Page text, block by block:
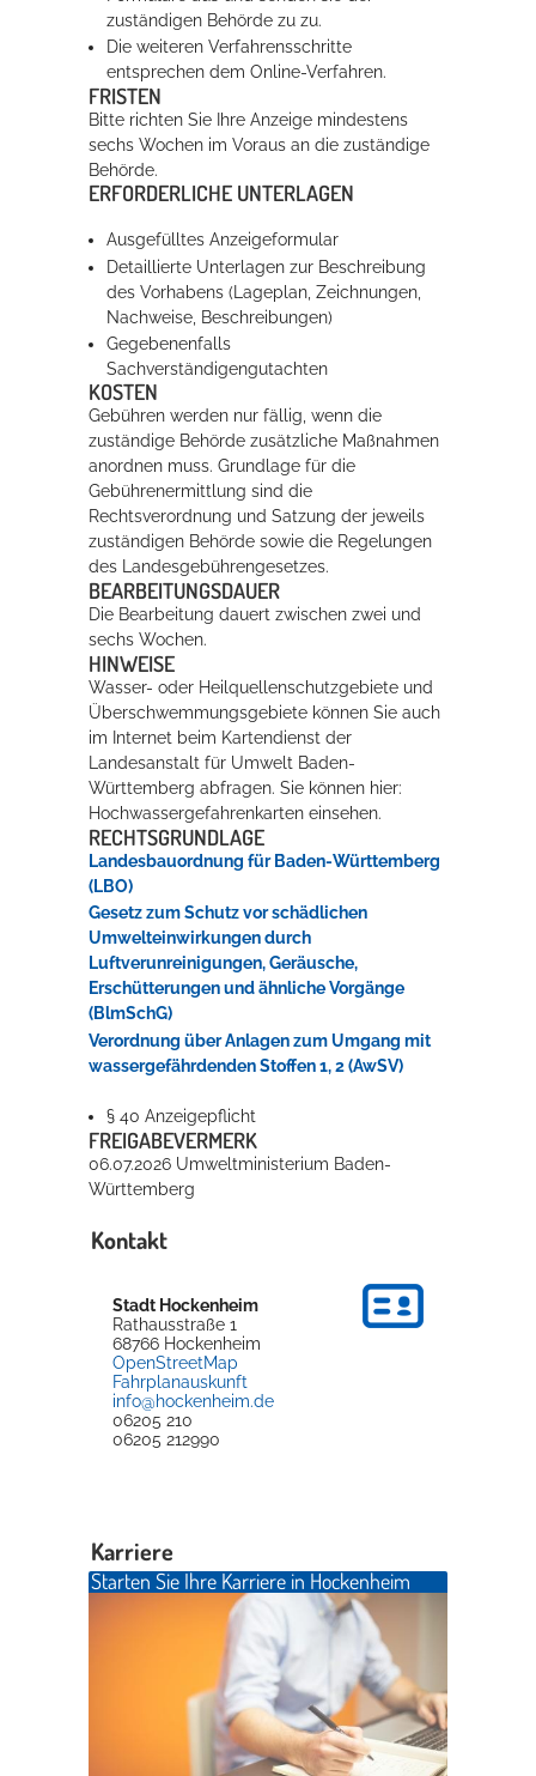
zuständigen Behörde zu zu.
Die weiteren Verfahrensschritte
entsprechen dem Online-Verfahren.
FRISTEN
Bitte richten Sie Ihre Anzeige mindestens
sechs Wochen im Voraus an die zuständige
Behörde.
ERFORDERLICHE UNTERLAGEN
Ausgefülltes Anzeigeformular
Detaillierte Unterlagen zur Beschreibung
des Vorhabens (Lageplan, Zeichnungen,
Nachweise, Beschreibungen)
Gegebenenfalls
Sachverständigengutachten
KOSTEN
Gebühren werden nur fällig, wenn die
zuständige Behörde zusätzliche Maßnahmen
anordnen muss. Grundlage für die
Gebührenermittlung sind die
Rechtsverordnung und Satzung der jeweils
zuständigen Behörde sowie die Regelungen
des Landesgebührengesetzes.
BEARBEITUNGSDAUER
Die Bearbeitung dauert zwischen zwei und
sechs Wochen.
HINWEISE
Wasser- oder Heilquellenschutzgebiete und
Überschwemmungsgebiete können Sie auch
im Internet beim Kartendienst der
Landesanstalt für Umwelt Baden-
Württemberg abfragen. Sie können hier:
Hochwassergefahrenkarten einsehen.
RECHTSGRUNDLAGE
Landesbauordnung für Baden-Württemberg
(LBO)
Gesetz zum Schutz vor schädlichen
Umwelteinwirkungen durch
Luftverunreinigungen, Geräusche,
Erschütterungen und ähnliche Vorgänge
(BlmSchG)
Verordnung über Anlagen zum Umgang mit
wassergefährdenden Stoffen 1, 2 (AwSV)
§ 40 Anzeigepflicht
FREIGABEVERMERK
06.07.2026 Umweltministerium Baden-
Württemberg
Kontakt
Stadt Hockenheim
Rathausstraße 1
68766 Hockenheim
OpenStreetMap
Fahrplanauskunft
info@hockenheim.de
06205 210
06205 212990
Karriere
Starten Sie Ihre Karriere in Hockenheim